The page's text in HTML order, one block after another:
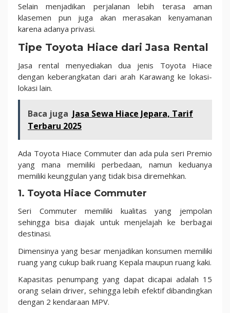
Selain menjadikan perjalanan lebih terasa aman
klasemen pun juga akan merasakan kenyamanan
karena adanya privasi.
Tipe Toyota Hiace dari Jasa Rental
Jasa rental menyediakan dua jenis Toyota Hiace
dengan keberangkatan dari arah Karawang ke lokasi-
lokasi lain.
Baca juga Jasa Sewa Hiace Jepara, Tarif
Terbaru 2025
Ada Toyota Hiace Commuter dan ada pula seri Premio
yang mana memiliki perbedaan, namun keduanya
memiliki keunggulan yang tidak bisa diremehkan.
1. Toyota Hiace Commuter
Seri Commuter memiliki kualitas yang jempolan
sehingga bisa diajak untuk menjelajah ke berbagai
destinasi.
Dimensinya yang besar menjadikan konsumen memiliki
ruang yang cukup baik ruang Kepala maupun ruang kaki.
Kapasitas penumpang yang dapat dicapai adalah 15
orang selain driver, sehingga lebih efektif dibandingkan
dengan 2 kendaraan MPV.